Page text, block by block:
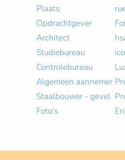
Plaats
Opdrachtgever
Architect
Studiebureau
Controlebureau
Algemeen aannemer
Staalbouwer - gevel
Foto's